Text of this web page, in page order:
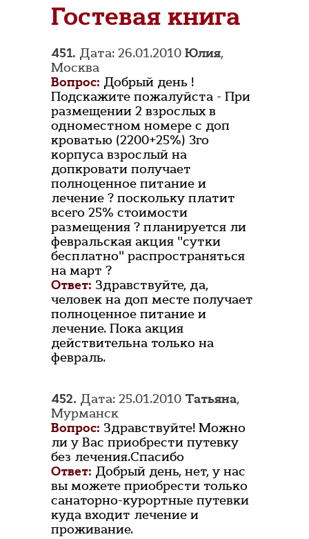
Гостевая книга
451. Дата: 26.01.2010 Юлия,
Москва
Вопрос: Добрый день !
Подскажите пожалуйста - При
размещении 2 взрослых в
одноместном номере с доп
кроватью (2200+25%) 3го
корпуса взрослый на
допкровати получает
полноценное питание и
лечение ? поскольку платит
всего 25% стоимости
размещения ? планируется ли
февральская акция "сутки
бесплатно" распространяться
на март ?
Ответ: Здравствуйте, да,
человек на доп месте получает
полноценное питание и
лечение. Пока акция
действительна только на
февраль.
452. Дата: 25.01.2010 Татьяна,
Мурманск
Вопрос: Здравствуйте! Можно
ли у Вас приобрести путевку
без лечения.Спасибо
Ответ: Добрый день, нет, у нас
вы можете приобрести только
санаторно-курортные путевки
куда входит лечение и
проживание.